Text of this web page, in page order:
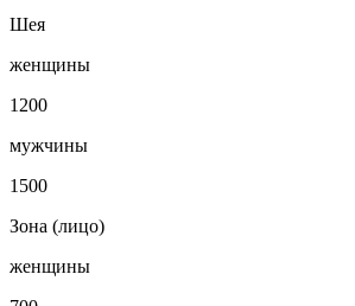
Шея
женщины
1200
мужчины
1500
Зона (лицо)
женщины